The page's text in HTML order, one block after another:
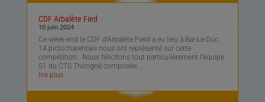
CDF Arbalète Fied
10 juin 2024
Ce week-end le CDF d’Arbalète Field a eu lieu à Bar-Le-Duc.
14 pictocharentais nous ont représenté sur cette
compétition. Nous félicitons tout particulièrement l’équipe
S1 du CTS Thorigné composée...
lire plus